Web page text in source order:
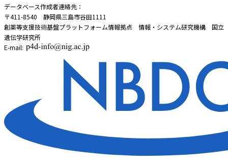
データベース作成者連絡先：
〒411-8540 静岡県三島市谷田1111
創薬等支援技術基盤プラットフォーム情報拠点 情報・システム研究機構 国立
遺伝学研究所
E-mail: